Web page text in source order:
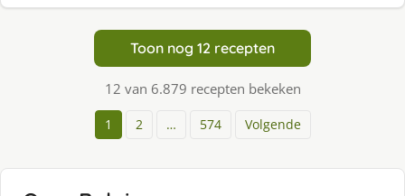
Toon nog 12 recepten
12 van 6.879 recepten bekeken
1 2 … 574 Volgende